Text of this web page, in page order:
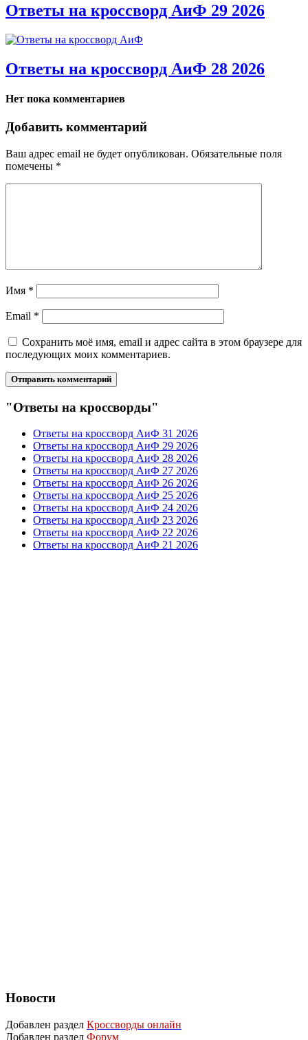
Ответы на кроссворд АиФ 29 2026
Ответы на кроссворд АиФ 28 2026
Нет пока комментариев
Добавить комментарий
Ваш адрес email не будет опубликован. Обязательные поля
помечены *
Имя *
Email *
Сохранить моё имя, email и адрес сайта в этом браузере для
последующих моих комментариев.
"Ответы на кроссворды"
Ответы на кроссворд АиФ 31 2026
Ответы на кроссворд АиФ 29 2026
Ответы на кроссворд АиФ 28 2026
Ответы на кроссворд АиФ 27 2026
Ответы на кроссворд АиФ 26 2026
Ответы на кроссворд АиФ 25 2026
Ответы на кроссворд АиФ 24 2026
Ответы на кроссворд АиФ 23 2026
Ответы на кроссворд АиФ 22 2026
Ответы на кроссворд АиФ 21 2026
Новости
Добавлен раздел Кроссворды онлайн
Добавлен раздел Форум